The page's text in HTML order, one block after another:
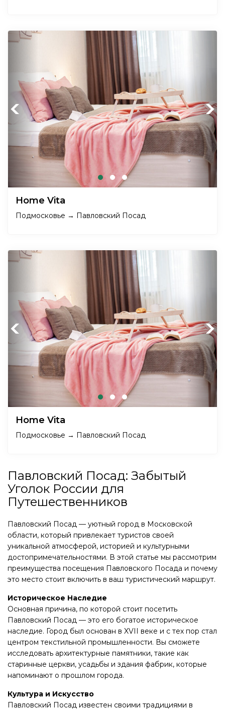
Previous Next
Home Vita
Подмосковье → Павловский Посад
Previous Next
Home Vita
Подмосковье → Павловский Посад
Павловский Посад: Забытый
Уголок России для
Путешественников
Павловский Посад — уютный город в Московской
области, который привлекает туристов своей
уникальной атмосферой, историей и культурными
достопримечательностями. В этой статье мы рассмотрим
преимущества посещения Павловского Посада и почему
это место стоит включить в ваш туристический маршрут.
Историческое Наследие
Основная причина, по которой стоит посетить
Павловский Посад — это его богатое историческое
наследие. Город был основан в XVII веке и с тех пор стал
центром текстильной промышленности. Вы сможете
исследовать архитектурные памятники, такие как
старинные церкви, усадьбы и здания фабрик, которые
напоминают о прошлом города.
Культура и Искусство
Павловский Посад известен своими традициями в